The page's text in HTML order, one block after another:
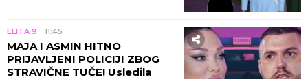
ELITA 9 11:45
MAJA I ASMIN HITNO
PRIJAVLJENI POLICIJI ZBOG
STRAVIČNE TUČE! Usledila